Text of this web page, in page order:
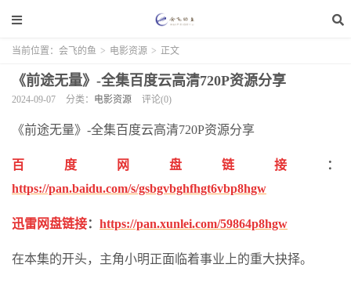
当前位置： 会飞的鱼 > 电影资源 > 正文
《前途无量》-全集百度云高清720P资源分享
2024-09-07 分类： 电影资源 评论(0)
《前途无量》-全集百度云高清720P资源分享
百度网盘链接
：
https://pan.baidu.com/s/gsbgvbghfhgt6vbp8hgw
迅雷网盘链接： https://pan.xunlei.com/59864p8hgw
在本集的开头，主角小明正面临着事业上的重大抉择。